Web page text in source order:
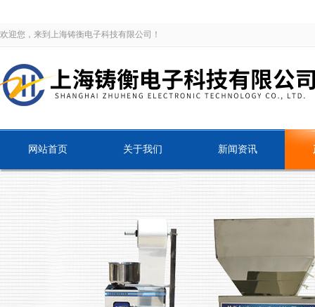
欢迎您，来到上海铸衡电子科技有限公司！
网站首页 关于我们 新闻资讯